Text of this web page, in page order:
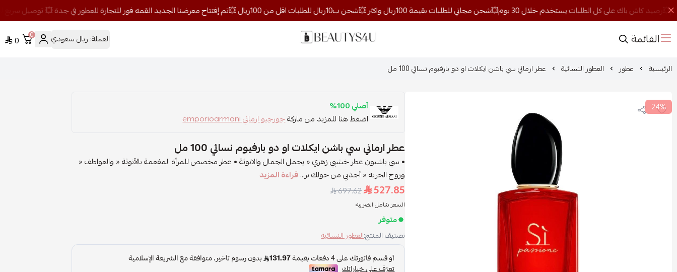
القائمة روائح الجمال العملة: ريال سعودي 0
0
الرئيسية عطور العطور النسائية عطر ارماني سي باشن ايكلات او دو بارفيوم نسائي 100 مل
24%
أصلي 100%
اضغط هنا للمزيد من ماركةجورجيو ارماني emporioarmani
عطر ارماني سي باشن ايكلات او دو بارفيوم نسائي 100 مل
• سي باشيون عطر خشبي زهري « يحمل الجمال والانوثة • عطر مخصص للمرأة المفعمة بالأنوثة « والعواطف «
وروح الحرية « أجذبي من حولك بر...قراءة المزيد
527.85
697.62
السعر شامل الضريبه
متوفر
تصنيف المنتج:العطور النسائية